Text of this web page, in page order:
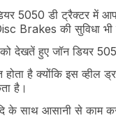
5050 डी ट्रैक्टर में
Brakes की सुविधा भी
देखतें हुए जॉन डियर
है क्योंकि इस व्हील
है।
के साथ आसानी से काम